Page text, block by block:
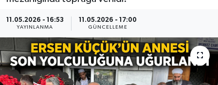
11.05.2026 - 16:53
YAYINLANMA
11.05.2026 - 17:00
GÜNCELLEME
Haber Arşivi